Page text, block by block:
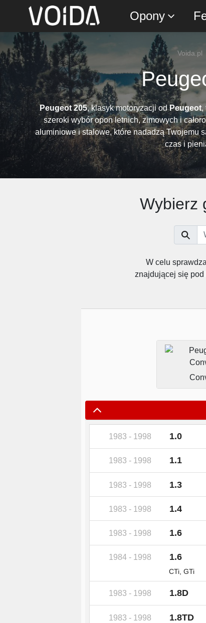
Opony
Voida.pl
Peugeot 205, klasyk motoryzacji odPeugeot,
szeroki wybór opon letnich, zimowych i
aluminiowe i stalowe, które nadadzą Twojemu
czas i
Wybierz
W celu
znajdującej się
1983 - 1998 1.0
1983 - 1998 1.1
1983 - 1998 1.3
1983 - 1998 1.4
1983 - 1998 1.6
1984 - 1998 1.6
CTi, GTi
1983 - 1998 1.8D
1983 - 1998 1.8TD